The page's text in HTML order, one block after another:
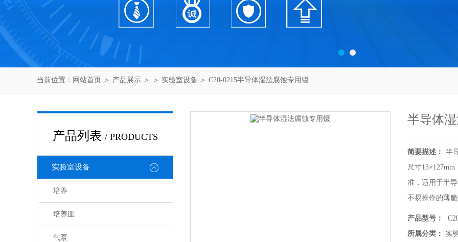
当前位置： 网站首页 ＞ 产品展示 ＞ ＞ 实验室设备 ＞ C20-0215半导体湿法腐蚀专用镊
产品列表 / PRODUCTS
实验室设备
培养
培养皿
气泵
半导体
简要描述：
半
尺寸
准，适用于半
不易操作的薄
产品型号：
所属分类：
实